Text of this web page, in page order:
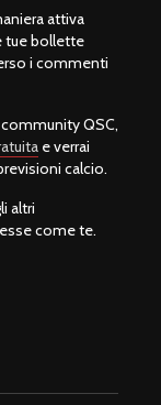
attiva
tue bollette
i commenti
QSC,
e verrai
calcio.
altri
come te.